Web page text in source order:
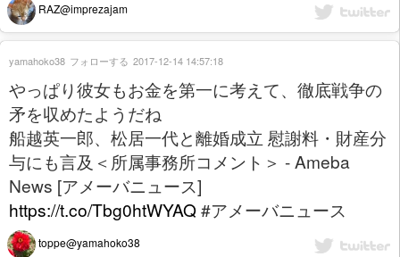
RAZ@imprezajam
やっぱり彼女もお金を第一に考えて、徹底戦争の
矛を収めたようだね
船越英一郎、松居一代と離婚成立 慰謝料・財産分
与にも言及＜所属事務所コメント＞ - Ameba
News [アメーバニュース]
https://t.co/Tbg0htWYAQ#アメーバニュース
toppe@yamahoko38
yamahoko38 フォローする 2017-12-14 14:57:18